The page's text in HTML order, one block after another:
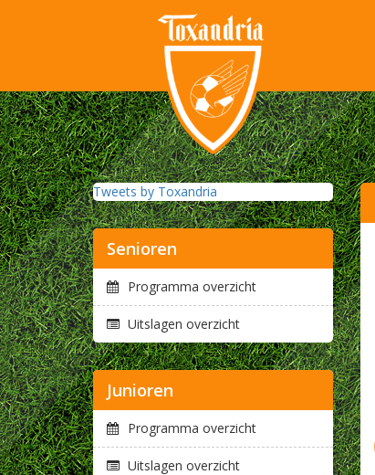
Tweets by Toxandria
Senioren
Programma overzicht
Uitslagen overzicht
Junioren
Programma overzicht
Uitslagen overzicht